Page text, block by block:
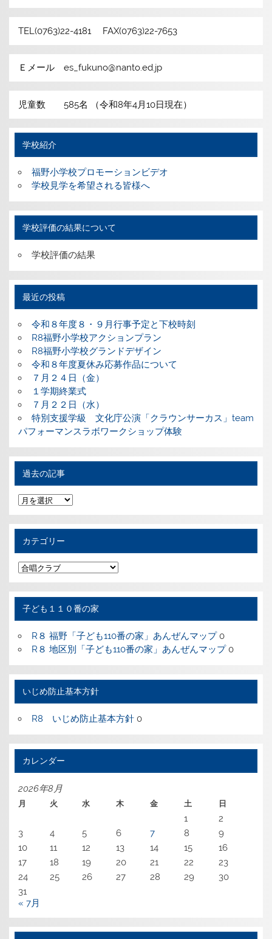
TEL(0763)22-4181 FAX(0763)22-7653
Ｅメール es_fukuno@nanto.ed.jp
児童数 585名 （令和8年4月10日現在）
学校紹介
福野小学校プロモーションビデオ
学校見学を希望される皆様へ
学校評価の結果について
学校評価の結果
最近の投稿
令和８年度８・９月行事予定と下校時刻
R8福野小学校アクションプラン
R8福野小学校グランドデザイン
令和８年度夏休み応募作品について
７月２４日（金）
１学期終業式
７月２２日（水）
特別支援学級 文化庁公演「クラウンサーカス」team
パフォーマンスラボワークショップ体験
過去の記事
過
去
の
記
カテゴリー
カ
テ
ゴ
リ
子ども１１０番の家
R８ 福野「子ども110番の家」あんぜんマップ0
R８ 地区別「子ども110番の家」あんぜんマップ0
いじめ防止基本方針
R8 いじめ防止基本方針0
カレンダー
2026年8月
月 火 水 木 金 土 日
1
2
3
4 5 6 7 8
9
10
11 12 13 14 15
16
17
18 19 20 21 22
23
24
25 26 27 28 29
30
31
« 7月